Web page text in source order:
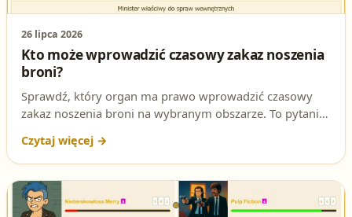
26 lipca 2026
Kto może wprowadzić czasowy zakaz noszenia
broni?
Sprawdź, który organ ma prawo wprowadzić czasowy
zakaz noszenia broni na wybranym obszarze. To pytanie